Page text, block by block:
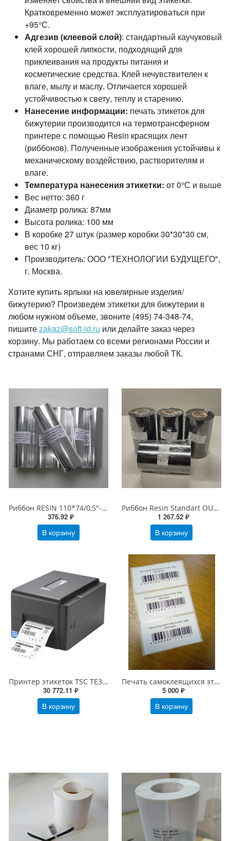
Кратковременно может эксплуатироваться при
+95°С.
Адгезив (клеевой слой): стандартный каучуковый
клей хорошей липкости, подходящий для
приклеивания на продукты питания и
косметические средства. Клей нечувствителен к
влаге, мылу и маслу. Отличается хорошей
устойчивостью к свету, теплу и старению.
Нанесение информации: печать этикеток для
бижутерии производится на термотрансферном
принтере с помощью Resin красящих лент
(риббонов). Полученные изображения устойчивы к
механическому воздействию, растворителям и
влаге.
Температура нанесения этикетки: от 0°С и выше
Вес нетто: 360 г
Диаметр ролика: 87мм
Высота ролика: 100 мм
В коробке 27 штук (размер коробки 30*30*30 см,
вес 10 кг)
Производитель: ООО "ТЕХНОЛОГИИ БУДУЩЕГО",
г. Москва.
Хотите купить ярлыки на ювелирные изделия/
бижутерию? Произведем этикетки для бижутерии в
любом нужном объеме, звоните (495) 74-348-74,
пишитеzakaz@soft-id.ru или делайте заказ через
корзину. Мы работаем со всеми регионами России и
странами СНГ, отправляем заказы любой ТК.
Риббон RESIN 110*74/0,5"-110 мм Standart OUT Черный (лента RESIN)
376.92 ₽
В корзину
Риббон Resin Standart OUT 100х300х1"-100 Черный
1 267.52 ₽
В корзину
Принтер этикеток TSC TE300 (термотрансферный, печать 300dpi, USB) 99-065A701-00LF00
30 772.11 ₽
В корзину
Печать самоклеящихся этикеток ч/б
5 000 ₽
В корзину